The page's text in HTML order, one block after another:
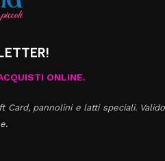
ONLINE.
Card, pannolini e latti speciali. Valido